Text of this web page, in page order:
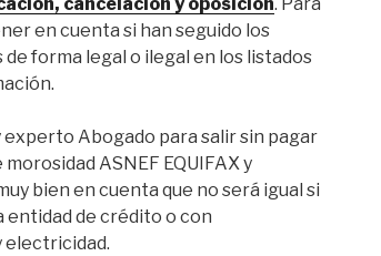
cancelación y oposición. Para
en cuenta si han seguido los
forma legal o ilegal en los listados
Abogado para salir sin pagar
ASNEF EQUIFAX y
bien en cuenta que no será igual si
entidad de crédito o con
electricidad.